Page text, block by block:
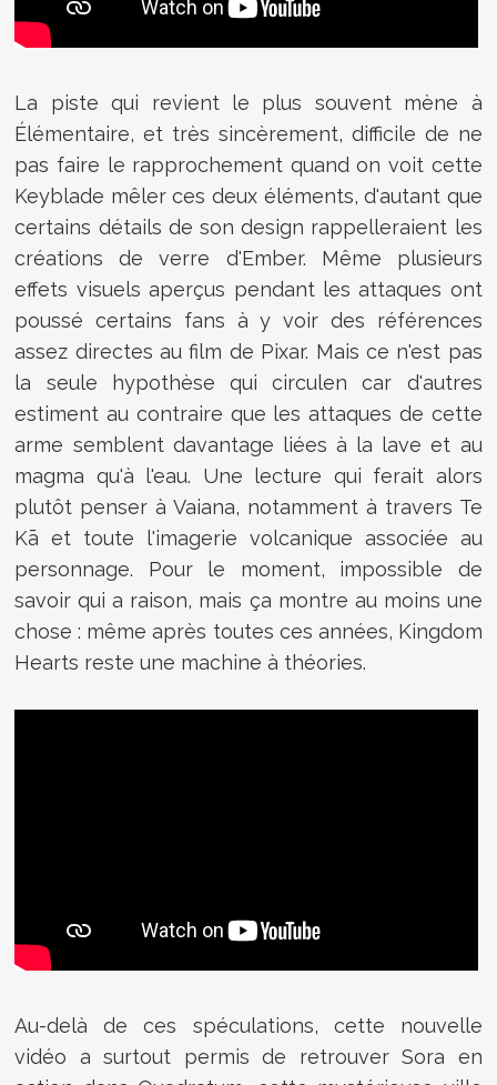
La piste qui revient le plus souvent mène à
Élémentaire, et très sincèrement, difficile de ne
pas faire le rapprochement quand on voit cette
Keyblade mêler ces deux éléments, d'autant que
certains détails de son design rappelleraient les
créations de verre d'Ember. Même plusieurs
effets visuels aperçus pendant les attaques ont
poussé certains fans à y voir des références
assez directes au film de Pixar. Mais ce n'est pas
la seule hypothèse qui circulen car d'autres
estiment au contraire que les attaques de cette
arme semblent davantage liées à la lave et au
magma qu'à l'eau. Une lecture qui ferait alors
plutôt penser à Vaiana, notamment à travers Te
Kā et toute l'imagerie volcanique associée au
personnage. Pour le moment, impossible de
savoir qui a raison, mais ça montre au moins une
chose : même après toutes ces années, Kingdom
Hearts reste une machine à théories.
Au-delà de ces spéculations, cette nouvelle
vidéo a surtout permis de retrouver Sora en